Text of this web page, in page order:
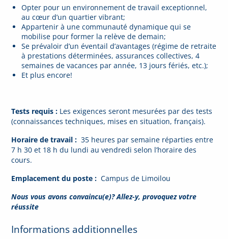
Opter pour un environnement de travail exceptionnel,
au cœur d’un quartier vibrant;
Appartenir à une communauté dynamique qui se
mobilise pour former la relève de demain;
Se prévaloir d’un éventail d’avantages (régime de retraite
à prestations déterminées, assurances collectives, 4
semaines de vacances par année, 13 jours fériés, etc.);
Et plus encore!
Tests requis : Les exigences seront mesurées par des tests
(connaissances techniques, mises en situation, français).
Horaire de travail : 35 heures par semaine réparties entre
7 h 30 et 18 h du lundi au vendredi selon l’horaire des
cours.
Emplacement du poste : Campus de Limoilou
Nous vous avons convaincu(e)? Allez-y, provoquez votre
réussite
Informations additionnelles